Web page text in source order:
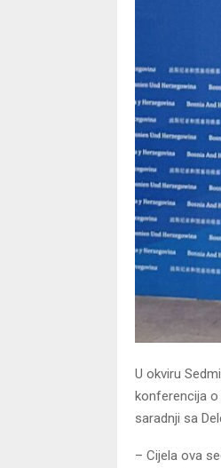
U okviru
konferencija o
saradnji sa
– Cijela ova